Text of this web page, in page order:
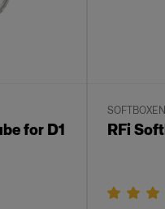
for D1
SOFTBOXEN
RFi